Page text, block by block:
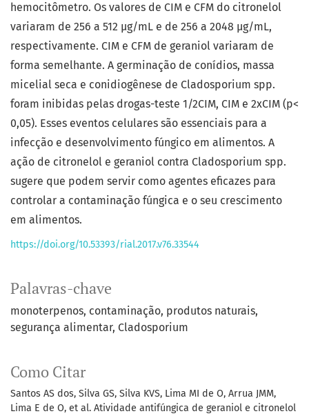
Palavras-chave
monoterpenos contaminação produtos naturais
segurança alimentar Cladosporium
Como Citar
Santos AS dos, Silva GS, Silva KVS, Lima MI de O, Arrua JMM,
Lima E de O, et al. Atividade antifúngica de geraniol e citronelol
hemocitômetro. Os valores de CIM e CFM do citronelol
variaram de 256 a 512 μg/mL e de 256 a 2048 μg/mL,
respectivamente. CIM e CFM de geraniol variaram de
forma semelhante. A germinação de conídios, massa
micelial seca e conidiogênese de Cladosporium spp.
foram inibidas pelas drogas-teste 1/2CIM, CIM e 2xCIM (p<
0,05). Esses eventos celulares são essenciais para a
infecção e desenvolvimento fúngico em alimentos. A
ação de citronelol e geraniol contra Cladosporium spp.
sugere que podem servir como agentes eficazes para
controlar a contaminação fúngica e o seu crescimento
em alimentos.
https://doi.org/10.53393/rial.2017.v76.33544